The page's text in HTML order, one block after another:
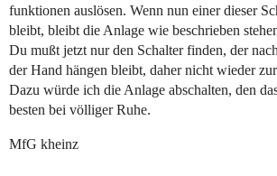
funktionen auslösen. Wenn nun einer dieser
bleibt, bleibt die Anlage wie beschrieben
Du mußt jetzt nur den Schalter finden, der
der Hand hängen bleibt, daher nicht wieder
Dazu würde ich die Anlage abschalten, den
besten bei völliger Ruhe.
MfG kheinz